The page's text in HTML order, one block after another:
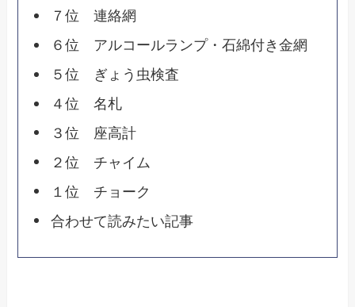
７位 連絡網
６位 アルコールランプ・石綿付き金網
５位 ぎょう虫検査
４位 名札
３位 座高計
２位 チャイム
１位 チョーク
合わせて読みたい記事